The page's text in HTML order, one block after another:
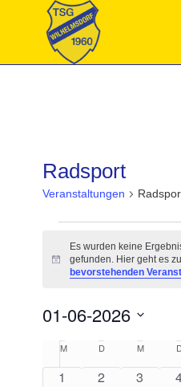
Radsport
Veranstaltungen
Hinweis
Es wurden keine
gefunden. Hier geht es
bevorstehenden
01-06-2026
wählen.
Kalender
Veranstaltungen
M MONTAG
D DIENSTAG
M
0
1
0
2
0
3